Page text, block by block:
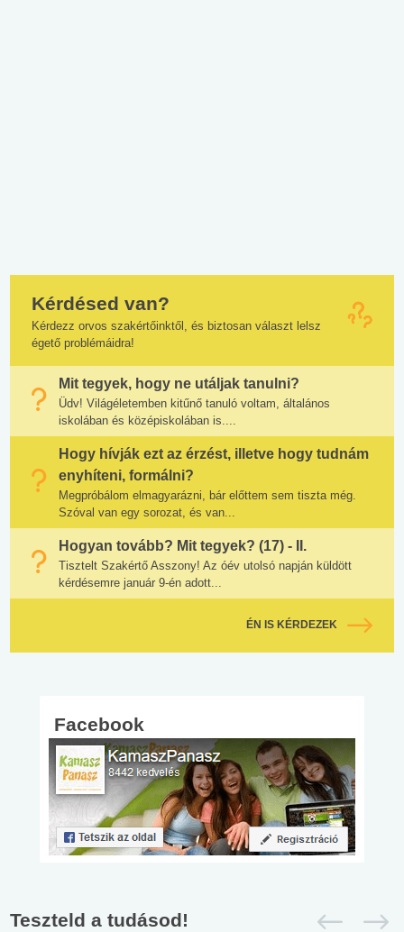
Kérdésed van?
Kérdezz orvos szakértőinktől, és biztosan választ lelsz
égető problémáidra!
Mit tegyek, hogy ne utáljak tanulni?
Üdv! Világéletemben kitűnő tanuló voltam, általános
iskolában és középiskolában is....
Hogy hívják ezt az érzést, illetve hogy tudnám
enyhíteni, formálni?
Megpróbálom elmagyarázni, bár előttem sem tiszta még.
Szóval van egy sorozat, és van...
Hogyan tovább? Mit tegyek? (17) - II.
Tisztelt Szakértő Asszony! Az óév utolsó napján küldött
kérdésemre január 9-én adott...
ÉN IS KÉRDEZEK
Facebook
Teszteld a tudásod!